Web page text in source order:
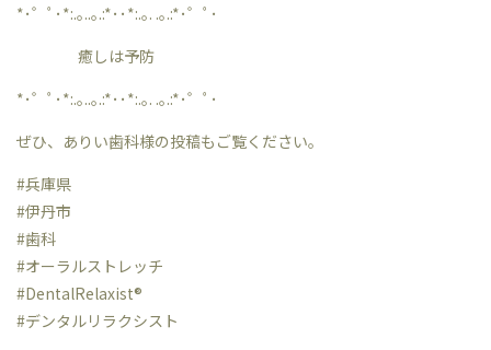
*･゜ﾟ･*:.｡..｡.:*･･*:.｡. .｡.:*･゜ﾟ･
癒しは予防
*･゜ﾟ･*:.｡..｡.:*･･*:.｡. .｡.:*･゜ﾟ･
ぜひ、ありい歯科様の投稿もご覧ください。
#兵庫県
#伊丹市
#歯科
#オーラルストレッチ
#DentalRelaxist®︎
#デンタルリラクシスト